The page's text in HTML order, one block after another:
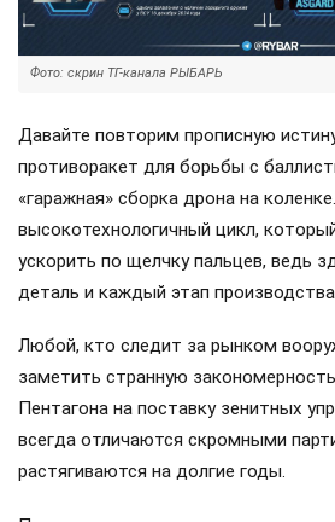
Фото: скрин ТГ-канала РЫБАРЬ
Давайте повторим прописную
противоракет для борьбы с
«гаражная» сборка дрона на
высокотехнологичный цикл,
ускорить по щелчку пальцев, ведь
деталь и каждый этап
Любой, кто следит за рынком
заметить странную
Пентагона на поставку зенитных
всегда отличаются скромными
растягиваются на долгие годы.